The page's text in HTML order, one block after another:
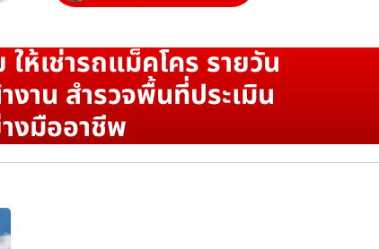
ห้เช่ารถแม็คโคร รายวัน
งาน สำรวจพื้นที่ประเมิน
งมืออาชีพ